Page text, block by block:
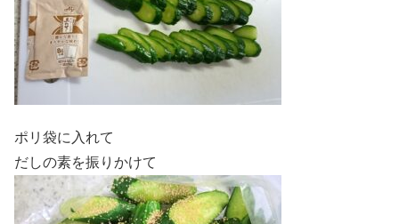
ポリ袋に入れて
だしの素を振りかけて